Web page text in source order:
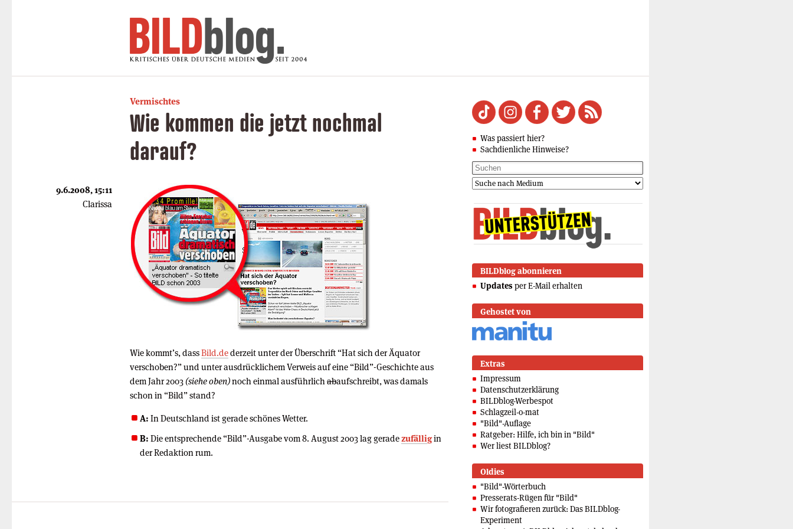
Vermischtes
Wie kommen die jetzt nochmal
darauf?
Wie kommt’s, dassBild.dederzeit unter der Überschrift “Hat sich der Äquator
verschoben?” und unter ausdrücklichem Verweis auf eine “Bild”-Geschichte aus
dem Jahr 2003 (siehe oben)noch einmal ausführlich abaufschreibt, was damals
schon in “Bild” stand?
A: In Deutschland ist gerade schönes Wetter.
B: Die entsprechende “Bild”-Ausgabe vom 8. August 2003 lag geradezufälligin
der Redaktion rum.
9.6.2008, 15:11
Clarissa
Was passiert hier?
Sachdienliche Hinweise?
BILDblog abonnieren
Updates per E-Mail erhalten
Gehostet von
Extras
Impressum
Datenschutzerklärung
BILDblog-Werbespot
Schlagzeil-o-mat
"Bild"-Auflage
Ratgeber: Hilfe, ich bin in "Bild"
Wer liest BILDblog?
Oldies
"Bild"-Wörterbuch
Presserats-Rügen für "Bild"
Wir fotografieren zurück: Das BILDblog-
Experiment